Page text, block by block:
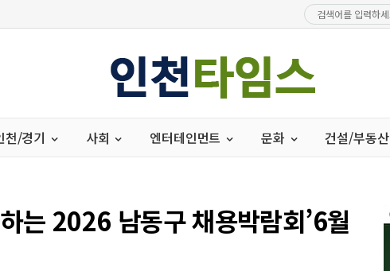
천/경기 사회 엔터테인먼트 문화 건설/부동산
는 2026 남동구 채용박람회’6월